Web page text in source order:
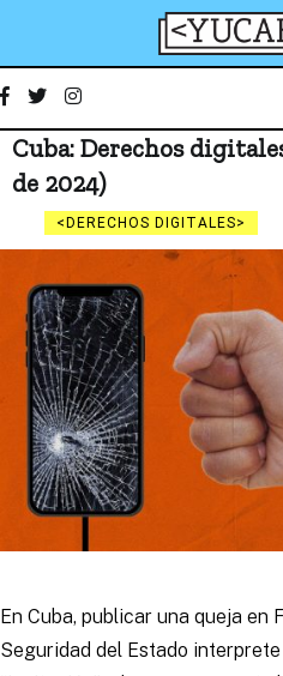
YucaByte
Cuba: Derechos
de 2024)
DERECHOS DIGITALES
En Cuba, publicar una queja en
Seguridad del Estado